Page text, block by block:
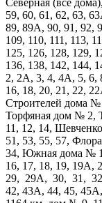
Северная (все
59, 60, 61, 62, 63,
89, 89А, 90, 91, 92,
109, 110, 111, 113,
125, 126, 128, 129,
136, 138, 142, 144,
2, 2А, 3, 4, 4А, 5, 6,
16, 18, 20, 21, 22,
Строителей дома №
Торфяная дом № 2,
11, 12, 14,
51, 53, 55, 57,
34, Южная дома №
16, 17, 18, 19,
29, 29А, 30, 31,
42, 43А, 44, 45,